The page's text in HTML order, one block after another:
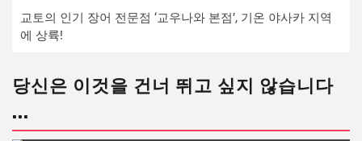
교토의 인기 장어 전문점 ‘교우나와 본점’, 기온 야사카 지역
에 상륙!
당신은 이것을 건너 뛰고 싶지 않습니다
...